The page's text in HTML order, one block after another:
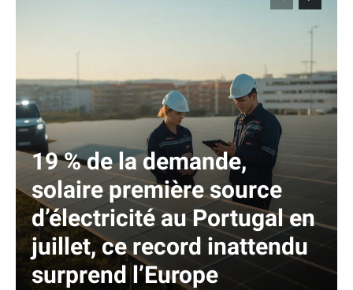
19 % de la demande,
solaire première source
d’électricité au Portugal en
juillet, ce record inattendu
surprend l’Europe